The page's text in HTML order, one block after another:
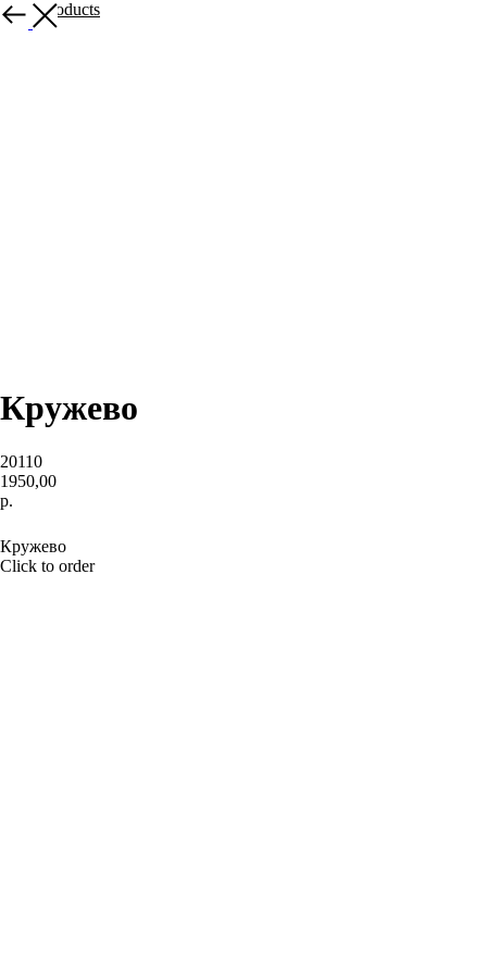
More products
Кружево
20110
1950,00
р.
Кружево
Click to order